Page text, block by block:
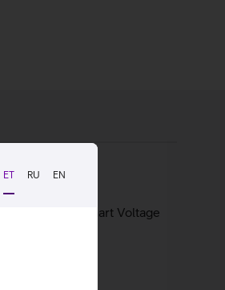
ET RU EN
Tänu Smart Voltage